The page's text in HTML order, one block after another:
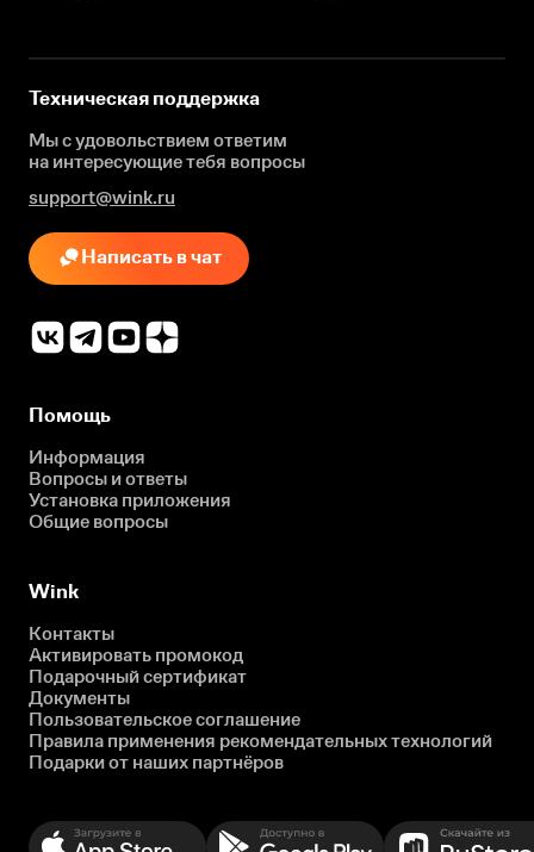
Техническая поддержка
Мы с удовольствием ответим
на интересующиетебя вопросы
support@wink.ru
Написать в чат
Помощь
Информация
Вопросы и ответы
Установка приложения
Общие вопросы
Wink
Контакты
Активировать промокод
Подарочный сертификат
Документы
Пользовательское соглашение
Правила применения рекомендательных технологий
Подарки от наших партнёров